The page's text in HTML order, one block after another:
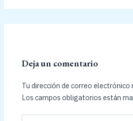
Deja un comentario
Tu dirección de correo electrónico
Los campos obligatorios están